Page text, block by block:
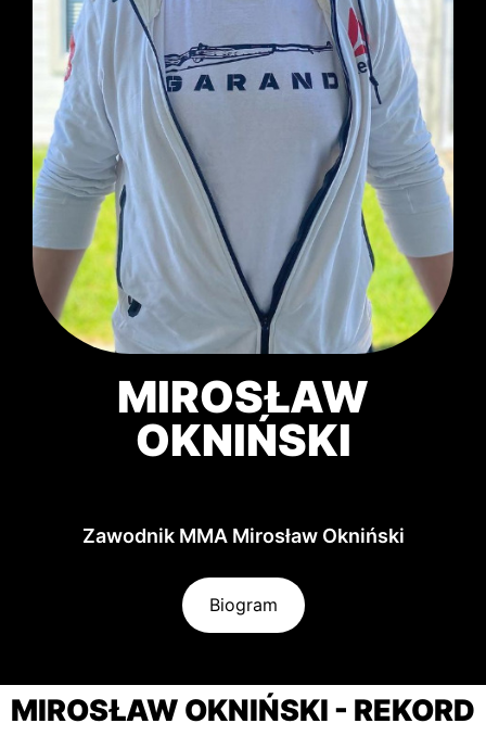
MIROSŁAW
OKNIŃSKI
Zawodnik MMA Mirosław Okniński
Biogram
MIROSŁAW OKNIŃSKI - REKORD